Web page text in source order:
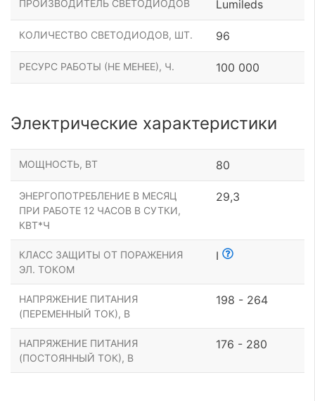
ПРОИЗВОДИТЕЛЬ СВЕТОДИОДОВ Lumileds
КОЛИЧЕСТВО СВЕТОДИОДОВ, ШТ. 96
РЕСУРС РАБОТЫ (НЕ МЕНЕЕ), Ч. 100 000
Электрические характеристики
МОЩНОСТЬ, ВТ 80
ЭНЕРГОПОТРЕБЛЕНИЕ В МЕСЯЦ
ПРИ РАБОТЕ 12 ЧАСОВ В СУТКИ,
КВТ*Ч
29,3
КЛАСС ЗАЩИТЫ ОТ ПОРАЖЕНИЯ
ЭЛ. ТОКОМ
I
НАПРЯЖЕНИЕ ПИТАНИЯ
(ПЕРЕМЕННЫЙ ТОК), В
198 - 264
НАПРЯЖЕНИЕ ПИТАНИЯ
(ПОСТОЯННЫЙ ТОК), В
176 - 280